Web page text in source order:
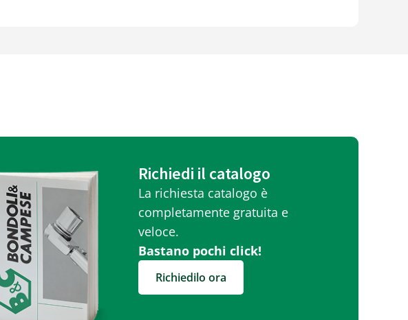
Richiedi il catalogo
La richiesta catalogo è
completamente gratuita e
veloce.
Bastano pochi click!
Richiedilo ora